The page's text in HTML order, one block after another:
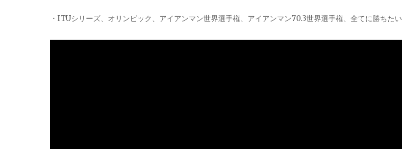
・ITUシリーズ、オリンピック、アイアンマン世界選手権、アイアンマン70.3世界選手権、全てに勝ちたい